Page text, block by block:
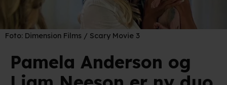
Foto: Dimension Films / Scary Movie 3
Pamela Anderson og